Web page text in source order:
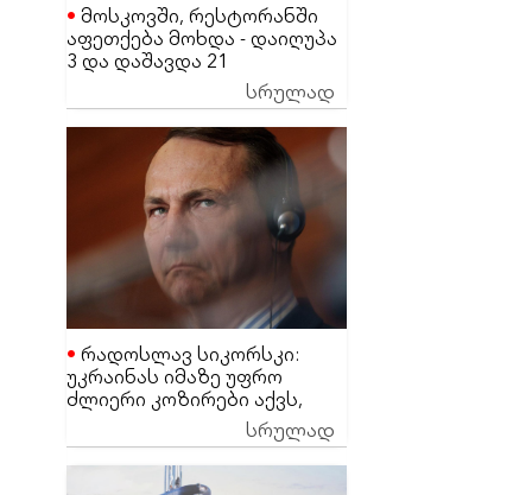
მოსკოვში, რესტორანში
აფეთქება მოხდა - დაიღუპა
3 და დაშავდა 21
მაღალჩინოსანი სამხედრო
პირი
სრულად
რადოსლავ სიკორსკი:
უკრაინას იმაზე უფრო
ძლიერი კოზირები აქვს,
ვიდრე დონალდ ტრამპს
ეგონა
სრულად